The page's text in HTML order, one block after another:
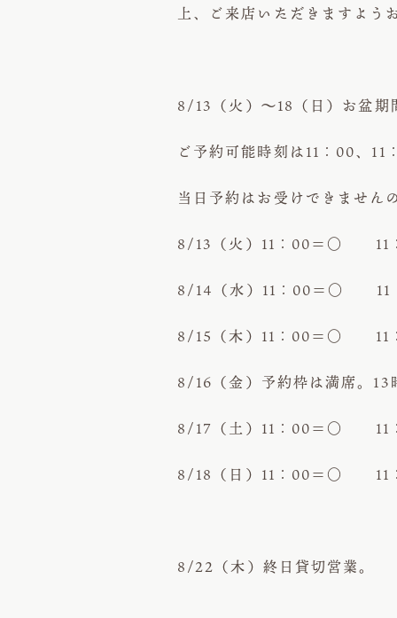
上、ご来店いただきますよう
8/13（火）～18（日）お盆期
ご予約可能時刻は11：00、
当日予約はお受けできません
8/13（火）11：00＝○ 11
8/14（水）11：00＝○ 11
8/15（木）11：00＝○ 11
8/16（金）予約枠は満席。13
8/17（土）11：00＝○ 11
8/18（日）11：00＝○ 11
8/22（木）終日貸切営業。